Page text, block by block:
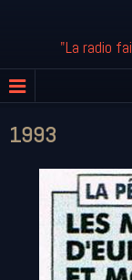
"La radio
1993